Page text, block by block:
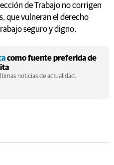
de Trabajo no corrigen
que vulneran el derecho
seguro y digno.
como fuente preferida de
noticias de actualidad.